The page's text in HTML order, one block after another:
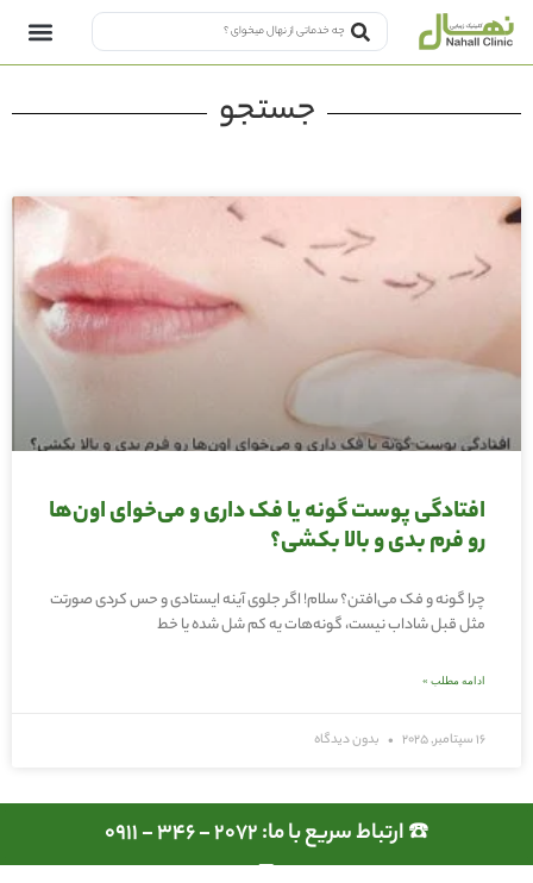
جستجو
افتادگی پوست گونه یا فک داری و می‌خوای اون‌ها
رو فرم بدی و بالا بکشی؟
چرا گونه و فک می‌افتن؟ سلام! اگر جلوی آینه ایستادی و حس کردی صورتت
مثل قبل شاداب نیست، گونه‌هات یه کم شل شده یا خط
ادامه مطلب »
16 سپتامبر, 2025 بدون دیدگاه
☎️ ارتباط سریع با ما: 2072 - 346 - 0911